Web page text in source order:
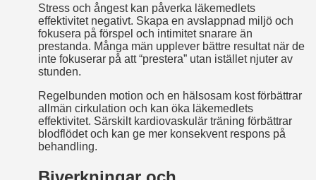
Stress och ångest kan påverka läkemedlets
effektivitet negativt. Skapa en avslappnad miljö och
fokusera på förspel och intimitet snarare än
prestanda. Många män upplever bättre resultat när de
inte fokuserar på att “prestera” utan istället njuter av
stunden.
Regelbunden motion och en hälsosam kost förbättrar
allmän cirkulation och kan öka läkemedlets
effektivitet. Särskilt kardiovaskulär träning förbättrar
blodflödet och kan ge mer konsekvent respons på
behandling.